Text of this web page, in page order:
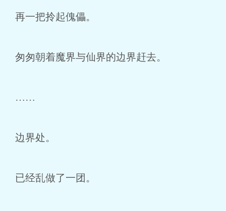
再一把拎起傀儡。
匆匆朝着魔界与仙界的边界赶去。
……
边界处。
已经乱做了一团。